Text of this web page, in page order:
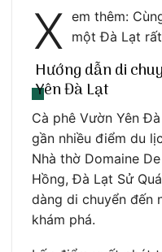
X em thêm:
một Đà Lạt
Hướng dẫn di
Yên Đà Lạt
Cà phê Vườn Yên
gần nhiều điểm du
Nhà thờ Domaine
Hồng, Đà Lạt Sử
dàng di chuyển đến
khám phá.